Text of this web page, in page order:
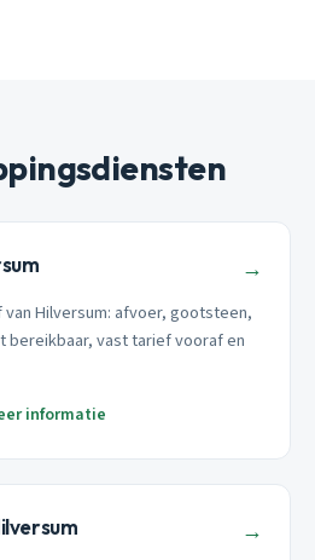
→
Hilversum: afvoer, gootsteen,
bereikbaar, vast tarief vooraf en
informatie
→